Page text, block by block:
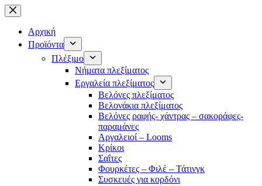
Μετάβαση
στο
περιεχόμενο
Αρχική
Προϊόντα
Πλέξιμο
Νήματα πλεξίματος
Εργαλεία πλεξίματος
Βελόνες πλεξίματος
Βελονάκια πλεξίματος
Βελόνες ραφής- χάντρας – σακοράφες-
παραμάνες
Αργαλειοί – Looms
Κρίκοι
Σαΐτες
Φουρκέτες – Φιλέ – Τάτινγκ
Συσκευές για κορδόνι